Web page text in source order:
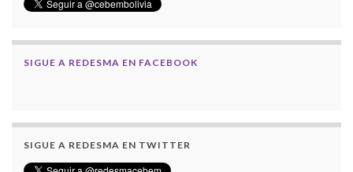
SIGUE A REDESMA EN FACEBOOK
SIGUE A REDESMA EN TWITTER